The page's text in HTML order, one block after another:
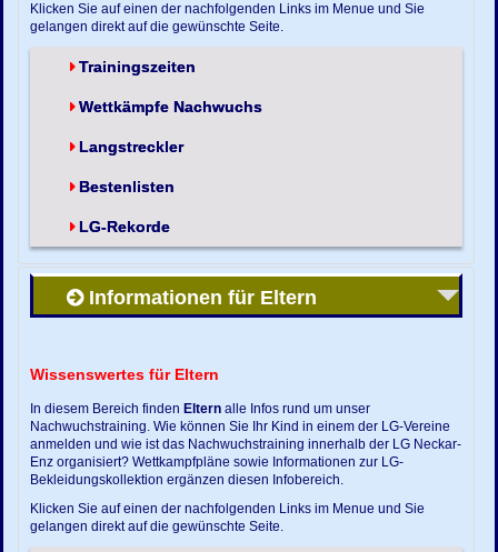
Klicken Sie auf einen der nachfolgenden Links im Menue und Sie
gelangen direkt auf die gewünschte Seite.
Trainingszeiten
Wettkämpfe Nachwuchs
Langstreckler
Bestenlisten
LG-Rekorde
Informationen für Eltern
Wissenswertes für Eltern
In diesem Bereich finden Eltern alle Infos rund um unser
Nachwuchstraining. Wie können Sie Ihr Kind in einem der LG-Vereine
anmelden und wie ist das Nachwuchstraining innerhalb der LG Neckar-
Enz organisiert? Wettkampfpläne sowie Informationen zur LG-
Bekleidungskollektion ergänzen diesen Infobereich.
Klicken Sie auf einen der nachfolgenden Links im Menue und Sie
gelangen direkt auf die gewünschte Seite.